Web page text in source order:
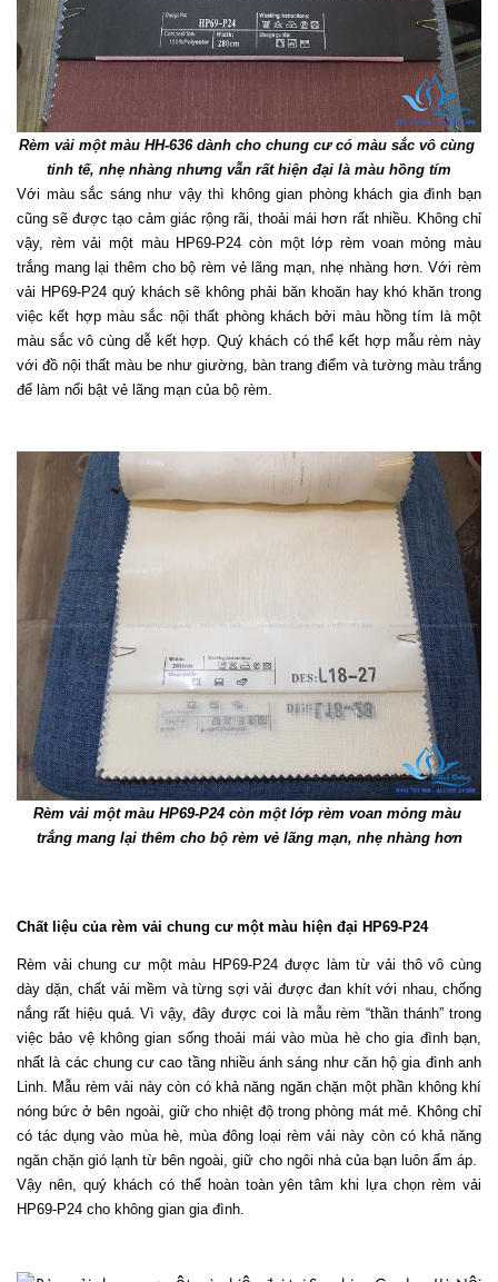
Rèm vải một màu HH-636 dành cho chung cư có màu sắc vô cùng
tinh tế, nhẹ nhàng nhưng vẫn rất hiện đại là màu hồng tím
Với màu sắc sáng như vậy thì không gian phòng khách gia đình bạn
cũng sẽ được tạo cảm giác rộng rãi, thoải mái hơn rất nhiều. Không chỉ
vậy, rèm vải một màu HP69-P24 còn một lớp rèm voan mỏng màu
trắng mang lại thêm cho bộ rèm vẻ lãng mạn, nhẹ nhàng hơn. Với rèm
vải HP69-P24 quý khách sẽ không phải băn khoăn hay khó khăn trong
việc kết hợp màu sắc nội thất phòng khách bởi màu hồng tím là một
màu sắc vô cùng dễ kết hợp. Quý khách có thể kết hợp mẫu rèm này
với đồ nội thất màu be như giường, bàn trang điểm và tường màu trắng
để làm nổi bật vẻ lãng mạn của bộ rèm.
Rèm vải một màu HP69-P24 còn một lớp rèm voan mỏng màu
trắng mang lại thêm cho bộ rèm vẻ lãng mạn, nhẹ nhàng hơn
Chất liệu của rèm vải chung cư một màu hiện đại HP69-P24
Rèm vải chung cư một màu HP69-P24 được làm từ vải thô vô cùng
dày dặn, chất vải mềm và từng sợi vải được đan khít với nhau, chống
nắng rất hiệu quả. Vì vậy, đây được coi là mẫu rèm “thần thánh” trong
việc bảo vệ không gian sống thoải mái vào mùa hè cho gia đình bạn,
nhất là các chung cư cao tầng nhiều ánh sáng như căn hộ gia đình anh
Linh. Mẫu rèm vải này còn có khả năng ngăn chặn một phần không khí
nóng bức ở bên ngoài, giữ cho nhiệt độ trong phòng mát mẻ. Không chỉ
có tác dụng vào mùa hè, mùa đông loại rèm vải này còn có khả năng
ngăn chặn gió lạnh từ bên ngoài, giữ cho ngôi nhà của bạn luôn ấm áp.
Vậy nên, quý khách có thể hoàn toàn yên tâm khi lựa chọn rèm vải
HP69-P24 cho không gian gia đình.